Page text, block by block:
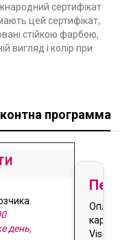
сертифікат
цей сертифікат,
стійкою фарбою,
вигляд і колір при
программа
день,
Оплата
карткою
Visa